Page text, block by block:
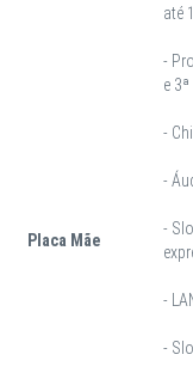
Placa Mãe
até
-
e
-
-
-
-
-